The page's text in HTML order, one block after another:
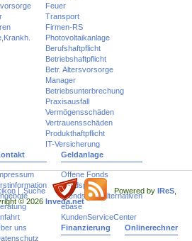
Feuer
Transport
Firmen-RS
Photovoltaikanlage
Berufshaftpflicht
Betriebshaftpflicht
Betr. Altersvorsorge
Manager
Betriebsunterbrechung
Praxisausfall
Vermögensschäden
Vertrauensschäden
Produkthaftpflicht
IT-Versicherung
uns
Geldanlage
Offene Fonds
Fondspolicen
Trends und Alternativen
ebase
KundenServiceCenter
Finanzierung
Onlinerechner
| Suche Powered by IReS
© 2026 Inveda.net